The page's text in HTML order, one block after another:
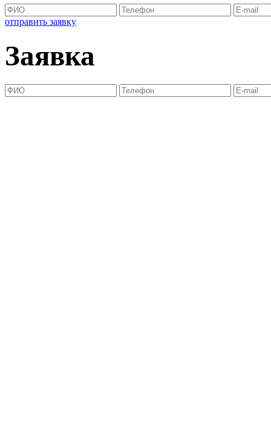
отправить заявку
Заявка